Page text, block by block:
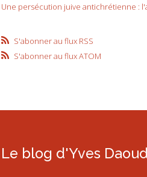
Une persécution juive antichrétienne :
S'abonner au flux RSS
S'abonner au flux ATOM
Le blog d'Yves